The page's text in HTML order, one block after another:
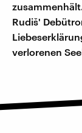
Rudiš'
verlorenen